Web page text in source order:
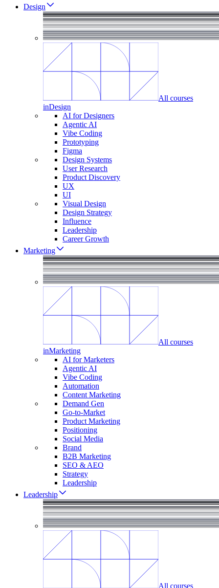
Design
All courses
inDesign
AI for Designers
Agentic AI
Vibe Coding
Prototyping
Figma
Design Systems
User Research
Product Discovery
UX
UI
Visual Design
Design Strategy
Influence
Leadership
Career Growth
Marketing
All courses
inMarketing
AI for Marketers
Agentic AI
Vibe Coding
Automation
Content Marketing
Demand Gen
Go-to-Market
Product Marketing
Positioning
Social Media
Brand
B2B Marketing
SEO & AEO
Strategy
Leadership
Leadership
All courses